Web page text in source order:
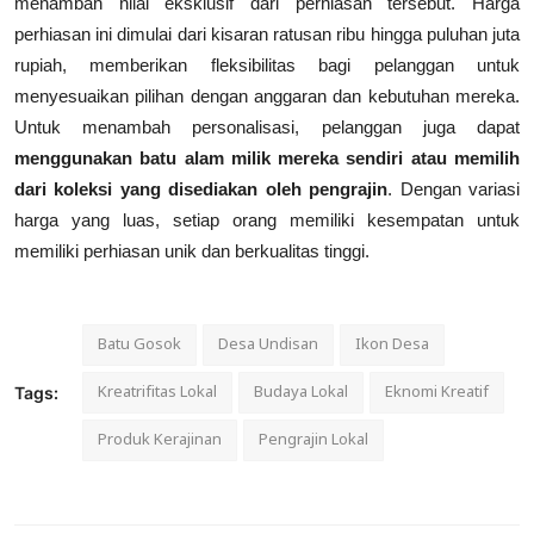
perhiasan ini dimulai dari kisaran ratusan ribu hingga puluhan juta
rupiah, memberikan fleksibilitas bagi pelanggan untuk
menyesuaikan pilihan dengan anggaran dan kebutuhan mereka.
Untuk menambah personalisasi, pelanggan juga dapat
menggunakan batu alam milik mereka sendiri atau memilih
dari koleksi yang disediakan oleh pengrajin. Dengan variasi
harga yang luas, setiap orang memiliki kesempatan untuk
memiliki perhiasan unik dan berkualitas tinggi.
Tags:
Batu Gosok Desa Undisan
Ikon Desa
Kreatrifitas Lokal
Budaya Lokal
Eknomi Kreatif
Produk Kerajinan
Pengrajin Lokal